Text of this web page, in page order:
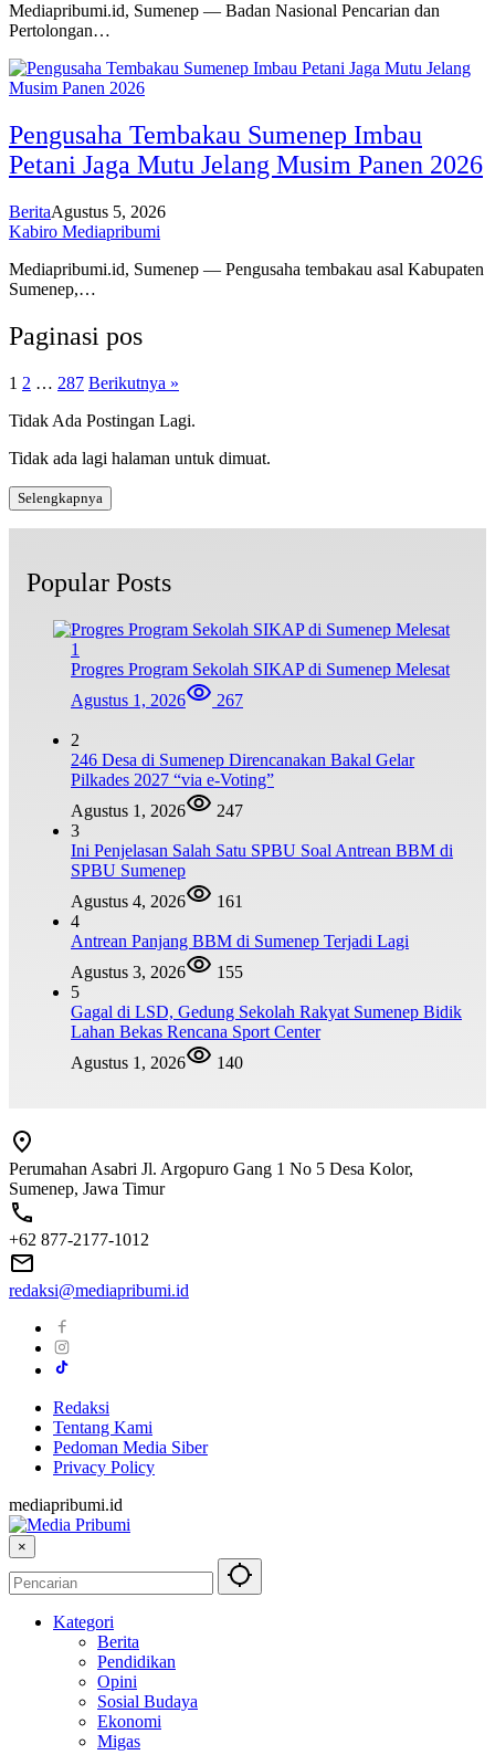
Mediapribumi.id, Sumenep — Badan Nasional Pencarian dan
Pertolongan…
Pengusaha Tembakau Sumenep Imbau
Petani Jaga Mutu Jelang Musim Panen 2026
BeritaAgustus 5, 2026
Kabiro Mediapribumi
Mediapribumi.id, Sumenep — Pengusaha tembakau asal Kabupaten
Sumenep,…
Paginasi pos
1 2 … 287 Berikutnya »
Tidak Ada Postingan Lagi.
Tidak ada lagi halaman untuk dimuat.
Selengkapnya
Popular Posts
1
Progres Program Sekolah SIKAP di Sumenep Melesat
Agustus 1, 2026
267
2
246 Desa di Sumenep Direncanakan Bakal Gelar
Pilkades 2027 “via e-Voting”
Agustus 1, 2026
247
3
Ini Penjelasan Salah Satu SPBU Soal Antrean BBM di
SPBU Sumenep
Agustus 4, 2026
161
4
Antrean Panjang BBM di Sumenep Terjadi Lagi
Agustus 3, 2026
155
5
Gagal di LSD, Gedung Sekolah Rakyat Sumenep Bidik
Lahan Bekas Rencana Sport Center
Agustus 1, 2026
140
Perumahan Asabri Jl. Argopuro Gang 1 No 5 Desa Kolor,
Sumenep, Jawa Timur
+62 877-2177-1012
redaksi@mediapribumi.id
Redaksi
Tentang Kami
Pedoman Media Siber
Privacy Policy
mediapribumi.id
×
Kategori
Berita
Pendidikan
Opini
Sosial Budaya
Ekonomi
Migas